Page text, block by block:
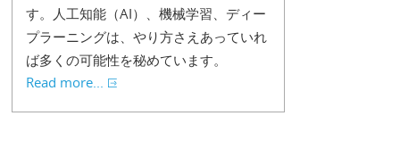
す。人工知能（AI）、機械学習、ディー
プラーニングは、やり方さえあっていれ
ば多くの可能性を秘めています。
Read more...